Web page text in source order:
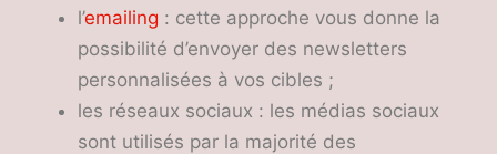
l’emailing : cette approche vous donne la
possibilité d’envoyer des newsletters
personnalisées à vos cibles ;
les réseaux sociaux : les médias sociaux
sont utilisés par la majorité des